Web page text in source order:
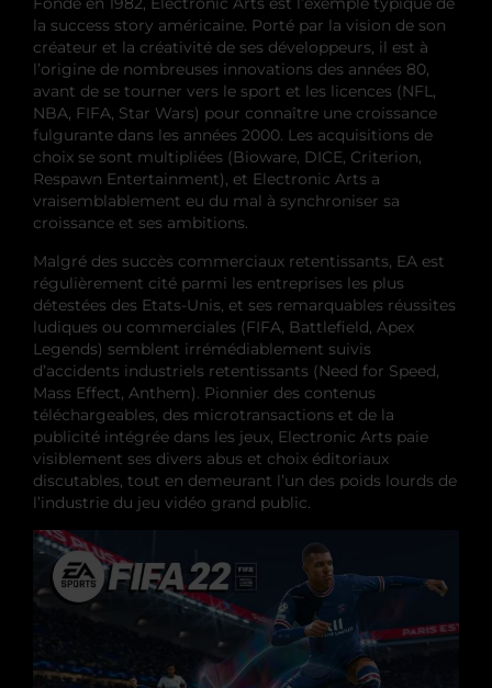
la success story américaine. Porté par la vision de son
créateur et la créativité de ses développeurs, il est à
l’origine de nombreuses innovations des années 80,
avant de se tourner vers le sport et les licences (NFL,
NBA, FIFA, Star Wars) pour connaître une croissance
fulgurante dans les années 2000. Les acquisitions de
choix se sont multipliées (Bioware, DICE, Criterion,
Respawn Entertainment), et Electronic Arts a
vraisemblablement eu du mal à synchroniser sa
croissance et ses ambitions.
Malgré des succès commerciaux retentissants, EA est
régulièrement cité parmi les entreprises les plus
détestées des Etats-Unis, et ses remarquables réussites
ludiques ou commerciales (FIFA, Battlefield, Apex
Legends) semblent irrémédiablement suivis
d’accidents industriels retentissants (Need for Speed,
Mass Effect, Anthem). Pionnier des contenus
téléchargeables, des microtransactions et de la
publicité intégrée dans les jeux, Electronic Arts paie
visiblement ses divers abus et choix éditoriaux
discutables, tout en demeurant l’un des poids lourds de
l’industrie du jeu vidéo grand public.